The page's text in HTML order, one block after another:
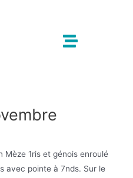
Mèze 1ris et génois enroulé
avec pointe à 7nds. Sur le